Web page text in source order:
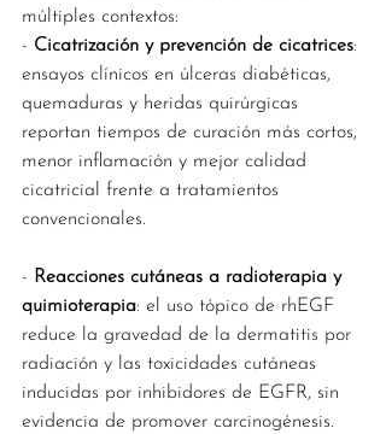
múltiples contextos:
- Cicatrización y prevención de cicatrices:
ensayos clínicos en úlceras diabéticas,
quemaduras y heridas quirúrgicas
reportan tiempos de curación más cortos,
menor inflamación y mejor calidad
cicatricial frente a tratamientos
convencionales.
- Reacciones cutáneas a radioterapia y
quimioterapia: el uso tópico de rhEGF
reduce la gravedad de la dermatitis por
radiación y las toxicidades cutáneas
inducidas por inhibidores de EGFR, sin
evidencia de promover carcinogénesis.